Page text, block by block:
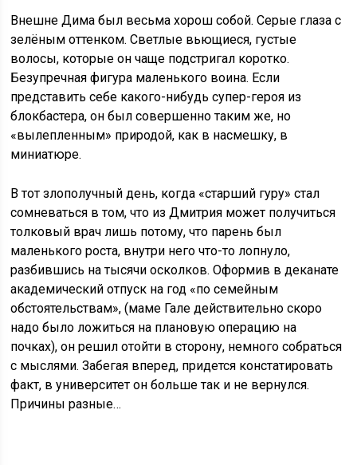
Внешне Дима был весьма хорош собой. Серые глаза с
зелёным оттенком. Светлые вьющиеся, густые
волосы, которые он чаще подстригал коротко.
Безупречная фигура маленького воина. Если
представить себе какого-нибудь супер-героя из
блокбастера, он был совершенно таким же, но
«вылепленным» природой, как в насмешку, в
миниатюре.
В тот злополучный день, когда «старший гуру» стал
сомневаться в том, что из Дмитрия может получиться
толковый врач лишь потому, что парень был
маленького роста, внутри него что-то лопнуло,
разбившись на тысячи осколков. Оформив в деканате
академический отпуск на год «по семейным
обстоятельствам», (маме Гале действительно скоро
надо было ложиться на плановую операцию на
почках), он решил отойти в сторону, немного собраться
с мыслями. Забегая вперед, придется констатировать
факт, в университет он больше так и не вернулся.
Причины разные…